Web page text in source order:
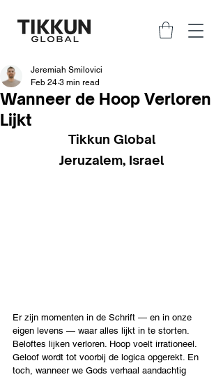
Wanneer de Hoop Verloren
Lijkt
Jeremiah Smilovici
Feb 24 3 min read
Tikkun Global
Jeruzalem, Israel
Er zijn momenten in de Schrift — en in onze
eigen levens — waar alles lijkt in te storten.
Beloftes lijken verloren. Hoop voelt irrationeel.
Geloof wordt tot voorbij de logica opgerekt. En
toch, wanneer we Gods verhaal aandachtig